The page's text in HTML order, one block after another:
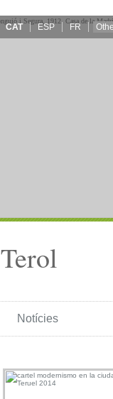
CAT ESP FR
Terol
Notícies